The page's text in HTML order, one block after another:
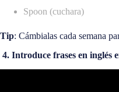
Spoon (cuchara)
Tip: Cámbialas cada semana
4. Introduce frases en inglés